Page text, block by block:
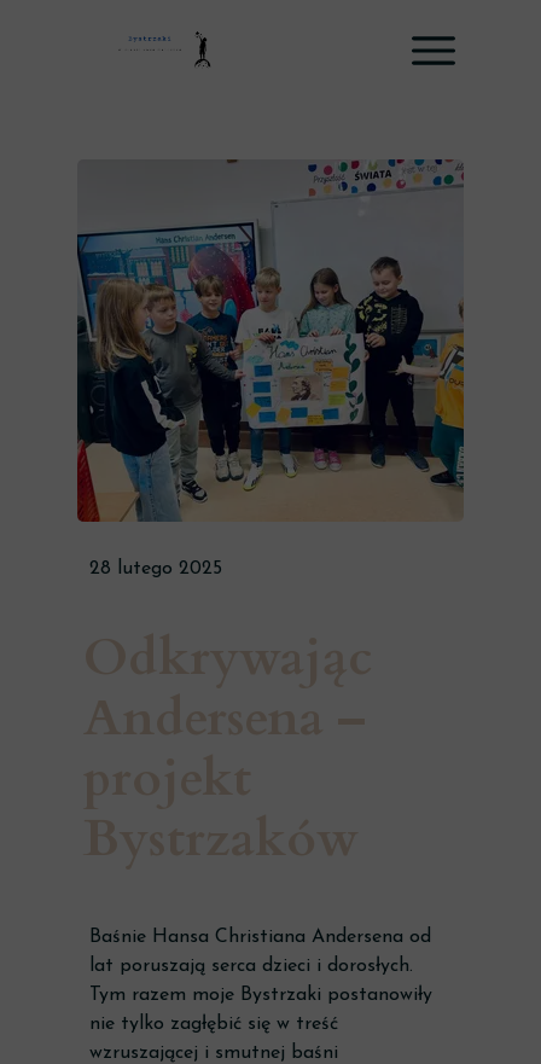
28 lutego 2025
Baśnie Hansa Christiana Andersena od
lat poruszają serca dzieci i dorosłych.
Tym razem moje Bystrzaki postanowiły
nie tylko zagłębić się w treść
wzruszającej i smutnej baśni